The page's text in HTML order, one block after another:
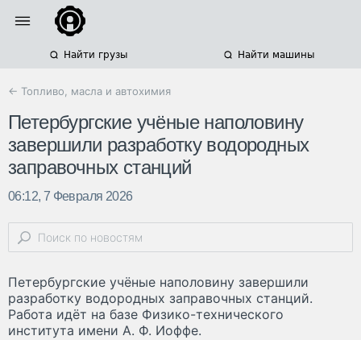
Найти грузы Найти машины
← Топливо, масла и автохимия
Петербургские учёные наполовину
завершили разработку водородных
заправочных станций
06:12, 7 Февраля 2026
Петербургские учёные наполовину завершили
разработку водородных заправочных станций.
Работа идёт на базе Физико-технического
института имени А. Ф. Иоффе.